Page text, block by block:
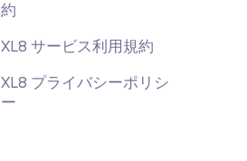
約
XL8 サービス利用規約
XL8 プライバシーポリシ
ー